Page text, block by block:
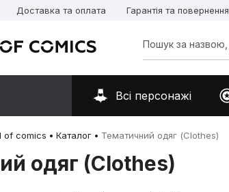
Доставка та оплата Гарантія та повернення
Всі персонажі
of comics Каталог Тематичний одяг (Clothes)
одяг (Clothes)